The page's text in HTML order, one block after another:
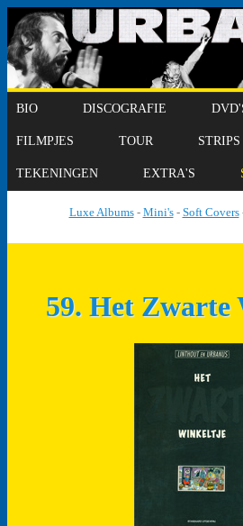
BIO DISCOGRAFIE
FILMPJES TOUR STRIPS
TEKENINGEN EXTRA'S
Luxe Albums- Mini's- Soft Covers
59. Het Zwarte